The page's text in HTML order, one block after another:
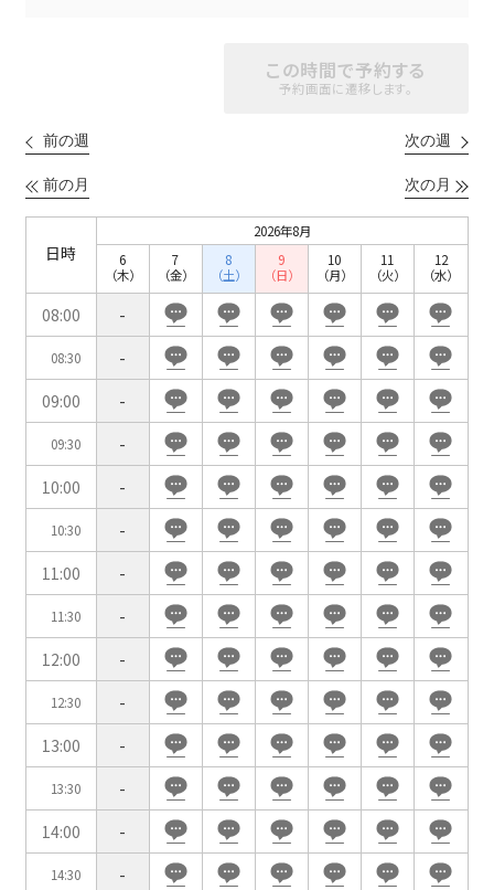
この時間で予約する
予約画面に遷移します。
前の週 次の週
前の月 次の月
日時
2026年8月
6
（木）
7
（金）
8
（土）
9
（日）
10
（月）
11
（火）
12
（水）
08:00 -
08:30
-
09:00
-
09:30
-
10:00
-
10:30
-
11:00
-
11:30
-
12:00
-
12:30
-
13:00
-
13:30
-
14:00
-
14:30
-
お電話でのお問合せ
03-3346-1396
受付時間 9:00～18:00（土日祝日・年末年始を除く）
WEBからのお問合せ
お問合せフォーム
スクール
3名掛け
シアター
形式
口の字型 島型 T字島型
面積
会場の種類
イベントホール 会議室
こだわり条件※複数選択可能
特長で選ぶ
駅直結
天井高3.5ｍ以上
窓があり開放感のある
会場
喫煙所あり
大型スクリーンあり
控室あり